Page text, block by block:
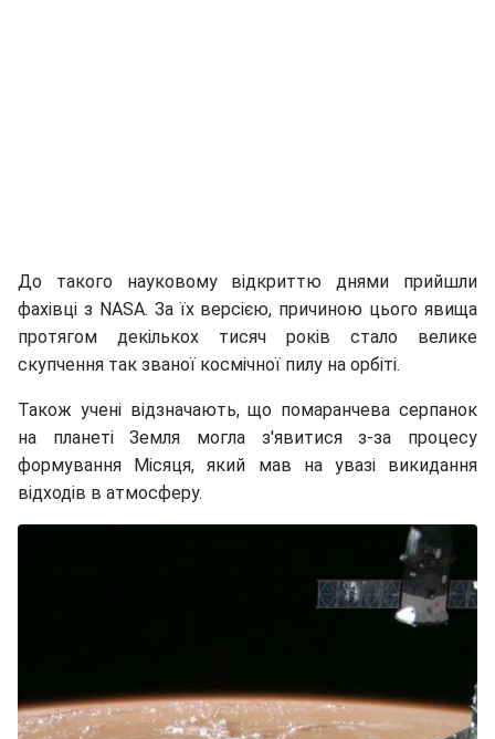
До такого науковому відкриттю днями прийшли
фахівці з NASA. За їх версією, причиною цього явища
протягом декількох тисяч років стало велике
скупчення так званої космічної пилу на орбіті.
Також учені відзначають, що помаранчева серпанок
на планеті Земля могла з'явитися з-за процесу
формування Місяця, який мав на увазі викидання
відходів в атмосферу.